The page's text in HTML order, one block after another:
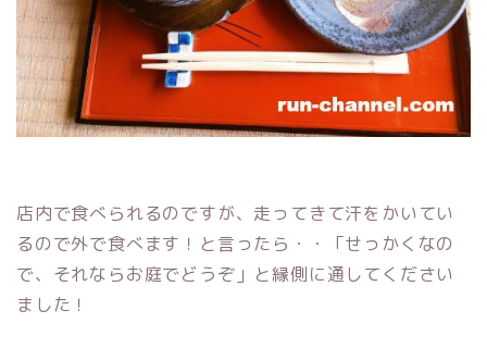
店内で食べられるのですが、走ってきて汗をかいてい
るので外で食べます！と言ったら・・「せっかくなの
で、それならお庭でどうぞ」と縁側に通してください
ました！